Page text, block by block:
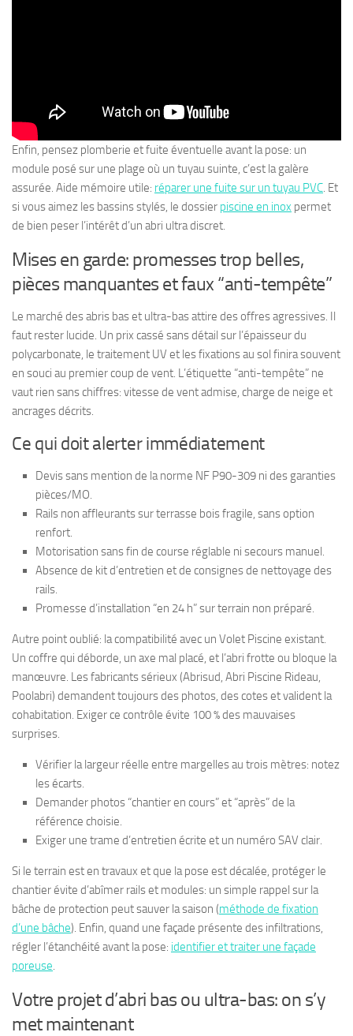
Enfin, pensez plomberie et fuite éventuelle avant la pose: un
module posé sur une plage où un tuyau suinte, c’est la galère
assurée. Aide mémoire utile: réparer une fuite sur un tuyau PVC. Et
si vous aimez les bassins stylés, le dossier piscine en inox permet
de bien peser l’intérêt d’un abri ultra discret.
Mises en garde: promesses trop belles,
pièces manquantes et faux “anti-tempête”
Le marché des abris bas et ultra-bas attire des offres agressives. Il
faut rester lucide. Un prix cassé sans détail sur l’épaisseur du
polycarbonate, le traitement UV et les fixations au sol finira souvent
en souci au premier coup de vent. L’étiquette “anti-tempête” ne
vaut rien sans chiffres: vitesse de vent admise, charge de neige et
ancrages décrits.
Ce qui doit alerter immédiatement
Devis sans mention de la norme NF P90-309 ni des garanties
pièces/MO.
Rails non affleurants sur terrasse bois fragile, sans option
renfort.
Motorisation sans fin de course réglable ni secours manuel.
Absence de kit d’entretien et de consignes de nettoyage des
rails.
Promesse d’installation “en 24 h” sur terrain non préparé.
Autre point oublié: la compatibilité avec un Volet Piscine existant.
Un coffre qui déborde, un axe mal placé, et l’abri frotte ou bloque la
manœuvre. Les fabricants sérieux (Abrisud, Abri Piscine Rideau,
Poolabri) demandent toujours des photos, des cotes et valident la
cohabitation. Exiger ce contrôle évite 100 % des mauvaises
surprises.
Vérifier la largeur réelle entre margelles au trois mètres: notez
les écarts.
Demander photos “chantier en cours” et “après” de la
référence choisie.
Exiger une trame d’entretien écrite et un numéro SAV clair.
Si le terrain est en travaux et que la pose est décalée, protéger le
chantier évite d’abîmer rails et modules: un simple rappel sur la
bâche de protection peut sauver la saison (méthode de fixation
d’une bâche). Enfin, quand une façade présente des infiltrations,
régler l’étanchéité avant la pose: identifier et traiter une façade
poreuse.
Votre projet d’abri bas ou ultra-bas: on s’y
met maintenant